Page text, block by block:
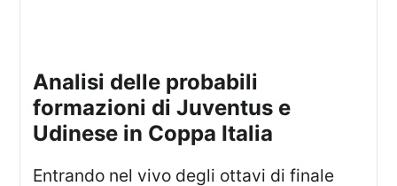
Analisi delle probabili
formazioni di Juventus e
Udinese in Coppa Italia
Entrando nel vivo degli ottavi di finale